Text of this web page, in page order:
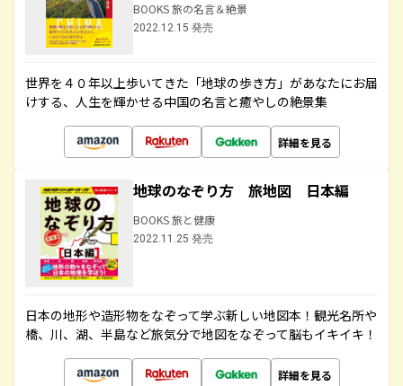
BOOKS 旅の名言＆絶景
2022.12.15 発売
世界を４０年以上歩いてきた「地球の歩き方」があなたにお届
けする、人生を輝かせる中国の名言と癒やしの絶景集
詳細を見る
地球のなぞり方 旅地図 日本編
BOOKS 旅と健康
2022.11.25 発売
日本の地形や造形物をなぞって学ぶ新しい地図本！観光名所や
橋、川、湖、半島など旅気分で地図をなぞって脳もイキイキ！
詳細を見る